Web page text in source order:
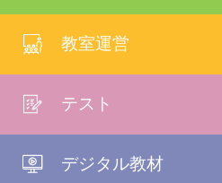
教室運営
テスト
デジタル教材